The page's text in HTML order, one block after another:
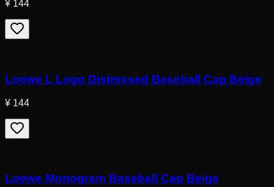
¥ 144
Loewe L Logo Distressed Baseball Cap Beige
¥ 144
Loewe Monogram Baseball Cap Beige